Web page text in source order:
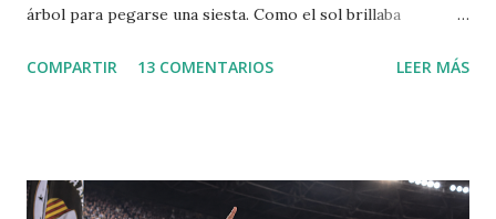
árbol para pegarse una siesta. Como el sol brillaba
cabeza. Cuando despertó, leió el periódico que le había
pregunta: "¿Cuál es el origen de la desigualdad entre los
COMPARTIR 13 COMENTARIOS LEER MÁS